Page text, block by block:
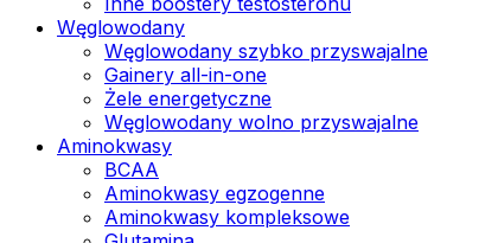
Węglowodany
Węglowodany szybko przyswajalne
Gainery all-in-one
Żele energetyczne
Węglowodany wolno przyswajalne
Aminokwasy
BCAA
Aminokwasy egzogenne
Aminokwasy kompleksowe